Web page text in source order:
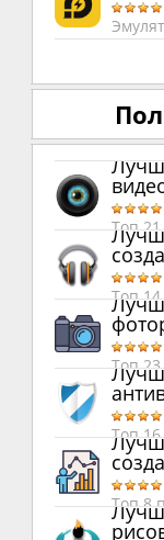
Топ
Топ
Топ
Топ
Топ 8